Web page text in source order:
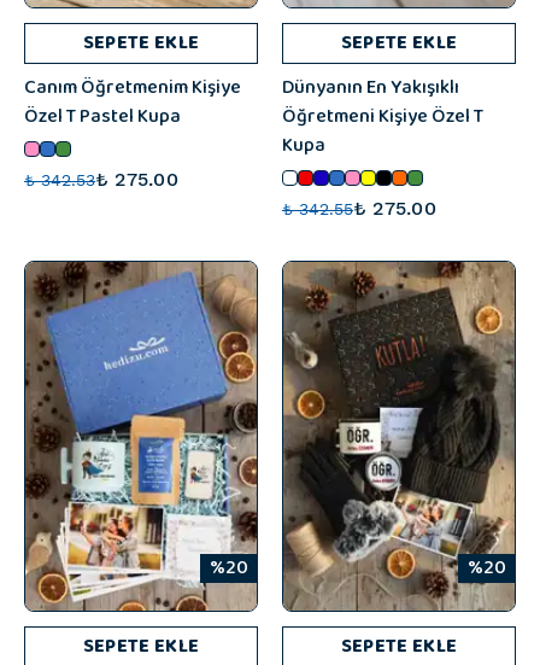
SEPETE EKLE
Canım Öğretmenim Kişiye
Özel T Pastel Kupa
₺ 342.53₺ 275.00
SEPETE EKLE
Dünyanın En Yakışıklı
Öğretmeni Kişiye Özel T
Kupa
₺ 342.55₺ 275.00
%20
SEPETE EKLE
%20
SEPETE EKLE